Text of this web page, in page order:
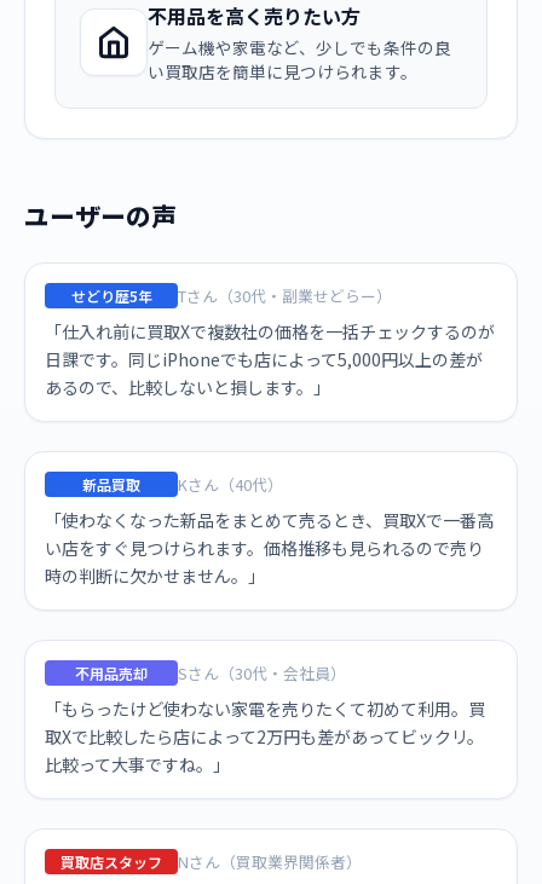
不用品を高く売りたい方
ゲーム機や家電など、少しでも条件の良
い買取店を簡単に見つけられます。
ユーザーの声
せどり歴5年 Tさん（30代・副業せどらー）
「仕入れ前に買取Xで複数社の価格を一括チェックするのが
日課です。同じiPhoneでも店によって5,000円以上の差が
あるので、比較しないと損します。」
新品買取 Kさん（40代）
「使わなくなった新品をまとめて売るとき、買取Xで一番高
い店をすぐ見つけられます。価格推移も見られるので売り
時の判断に欠かせません。」
不用品売却 Sさん（30代・会社員）
「もらったけど使わない家電を売りたくて初めて利用。買
取Xで比較したら店によって2万円も差があってビックリ。
比較って大事ですね。」
買取店スタッフ Nさん（買取業界関係者）